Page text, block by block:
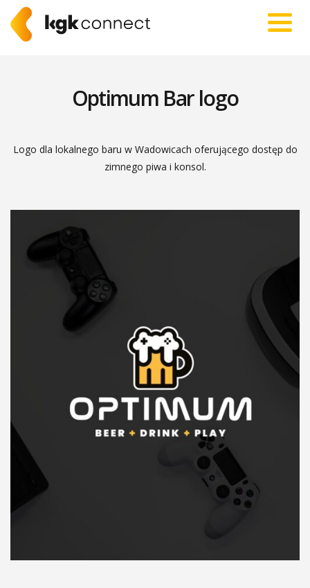
Optimum Bar logo
Logo dla lokalnego baru w Wadowicach oferującego dostęp do
zimnego piwa i konsol.